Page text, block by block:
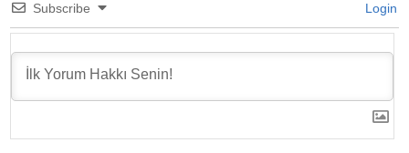
Subscribe Login